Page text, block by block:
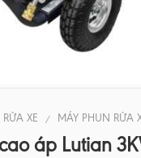
RỬA XE / MÁY PHUN RỬA
áp Lutian